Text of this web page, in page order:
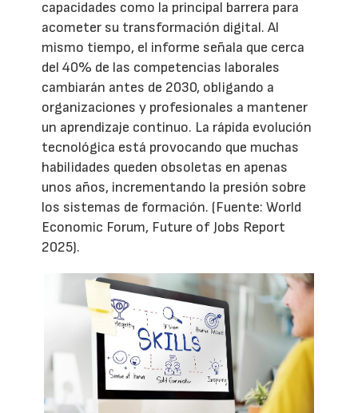
capacidades como la principal barrera para
acometer su transformación digital. Al
mismo tiempo, el informe señala que cerca
del 40% de las competencias laborales
cambiarán antes de 2030, obligando a
organizaciones y profesionales a mantener
un aprendizaje continuo. La rápida evolución
tecnológica está provocando que muchas
habilidades queden obsoletas en apenas
unos años, incrementando la presión sobre
los sistemas de formación. (Fuente: World
Economic Forum, Future of Jobs Report
2025).